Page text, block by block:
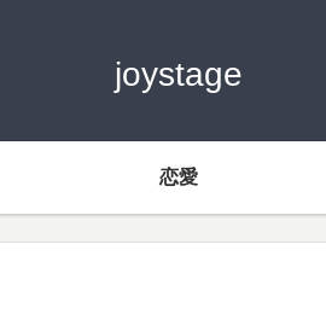
joystage
恋愛